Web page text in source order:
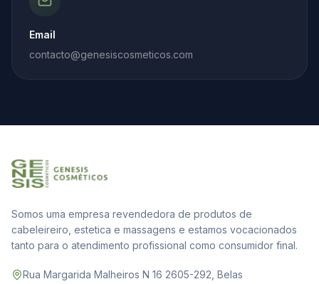
Email
contacto@genesiscosmeticos.com
Somos uma empresa revendedora de produtos de
cabeleireiro, estetica e massagens e estamos vocacionados
tanto para o atendimento profissional como consumidor final.
Rua Margarida Malheiros N 16 2605-292, Belas